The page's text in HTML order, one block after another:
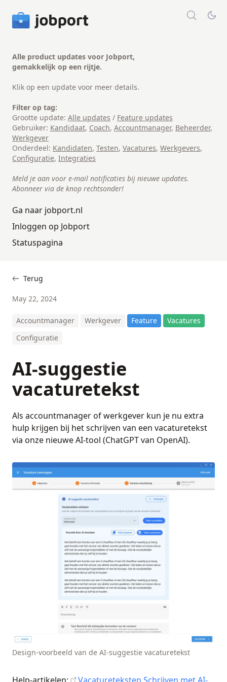
Alle product updates voor Jobport,
gemakkelijk op een rijtje.
Klik op een update voor meer details.
Filter op tag:
Grootte update: Alle updates / Feature updates
Gebruiker: Kandidaat, Coach, Accountmanager, Beheerder,
Werkgever
Onderdeel: Kandidaten, Testen, Vacatures, Werkgevers,
Configuratie, Integraties
Meld je aan voor e-mail notificaties bij nieuwe updates.
Abonneer via de knop rechtsonder!
Ga naar jobport.nl
Inloggen op Jobport
Statuspagina
Terug
May 22, 2024
Accountmanager Werkgever Feature
Vacatures
Configuratie
AI-suggestie
vacaturetekst
Als accountmanager of werkgever kun je nu extra
hulp krijgen bij het schrijven van een vacaturetekst
via onze nieuwe AI-tool (ChatGPT van OpenAI).
Design-voorbeeld van de AI-suggestie vacaturetekst